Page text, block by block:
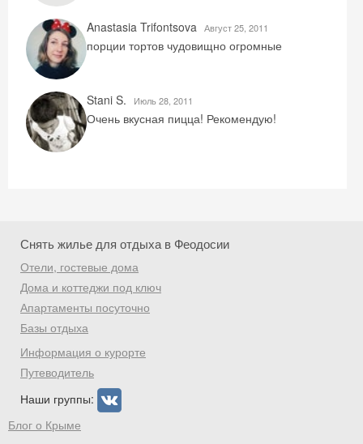
Anastasia Trifontsova Август 25, 2011
порции тортов чудовищно огромные
Stani S. Июль 28, 2011
Очень вкусная пицца! Рекомендую!
Снять жилье для отдыха в Феодосии
Отели, гостевые дома
Дома и коттеджи под ключ
Апартаменты посуточно
Базы отдыха
Информация о курорте
Путеводитель
Наши группы:
Блог о Крыме